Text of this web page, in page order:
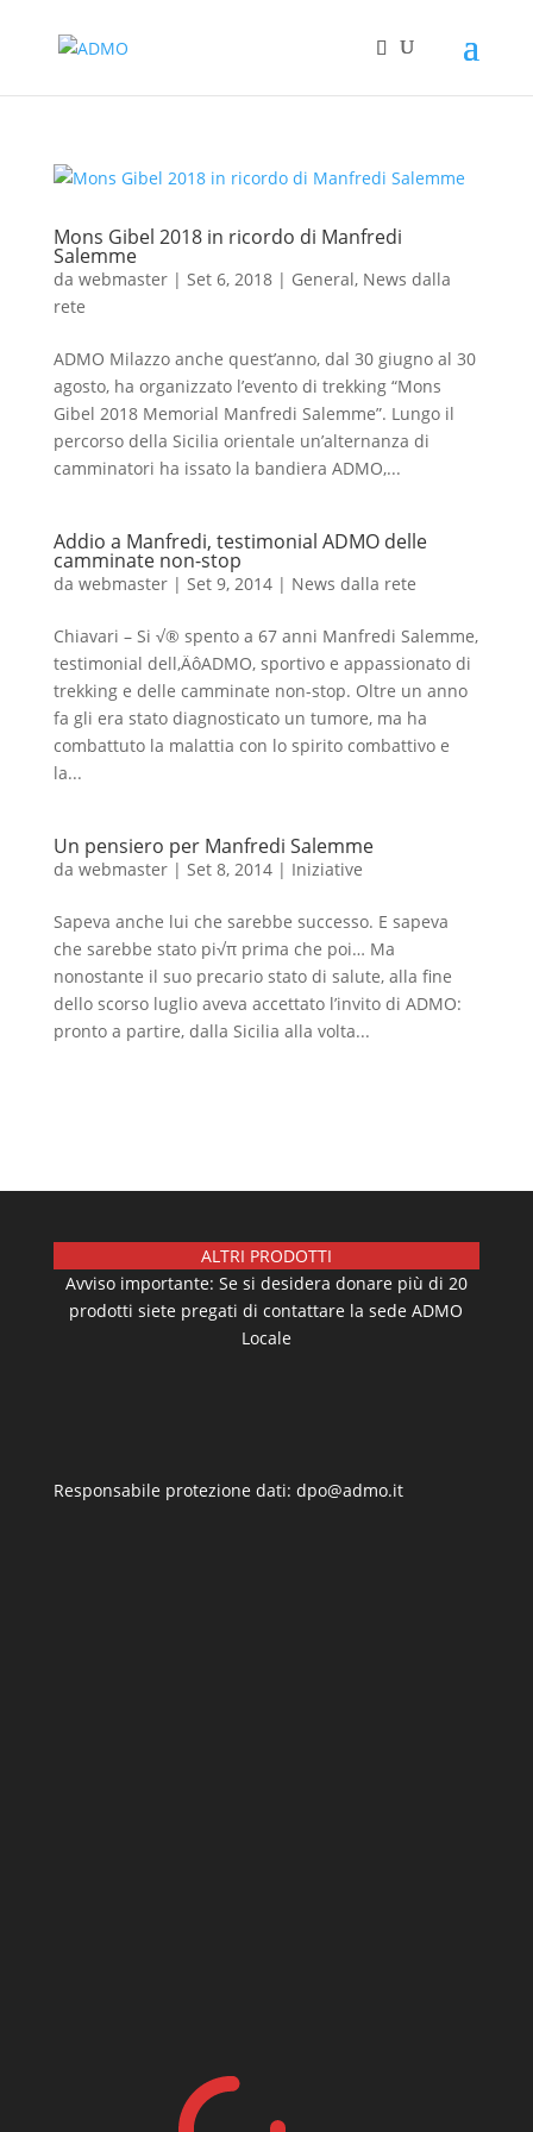
Mons Gibel 2018 in ricordo di Manfredi
Salemme
da webmaster| Set 6, 2018| General, News dalla
rete
ADMO Milazzo anche quest’anno, dal 30 giugno al 30
agosto, ha organizzato l’evento di trekking “Mons
Gibel 2018 Memorial Manfredi Salemme”. Lungo il
percorso della Sicilia orientale un’alternanza di
camminatori ha issato la bandiera ADMO,...
Addio a Manfredi, testimonial ADMO delle
camminate non-stop
da webmaster| Set 9, 2014| News dalla rete
Chiavari – Si √® spento a 67 anni Manfredi Salemme,
testimonial dell‚ÄôADMO, sportivo e appassionato di
trekking e delle camminate non-stop. Oltre un anno
fa gli era stato diagnosticato un tumore, ma ha
combattuto la malattia con lo spirito combattivo e
la...
Un pensiero per Manfredi Salemme
da webmaster| Set 8, 2014| Iniziative
Sapeva anche lui che sarebbe successo. E sapeva
che sarebbe stato pi√π prima che poi… Ma
nonostante il suo precario stato di salute, alla fine
dello scorso luglio aveva accettato l’invito di ADMO:
pronto a partire, dalla Sicilia alla volta...
ALTRI PRODOTTI
Avviso importante: Se si desidera donare più di 20
prodotti siete pregati di contattare la sede ADMO
Locale
Responsabile protezione dati: dpo@admo.it